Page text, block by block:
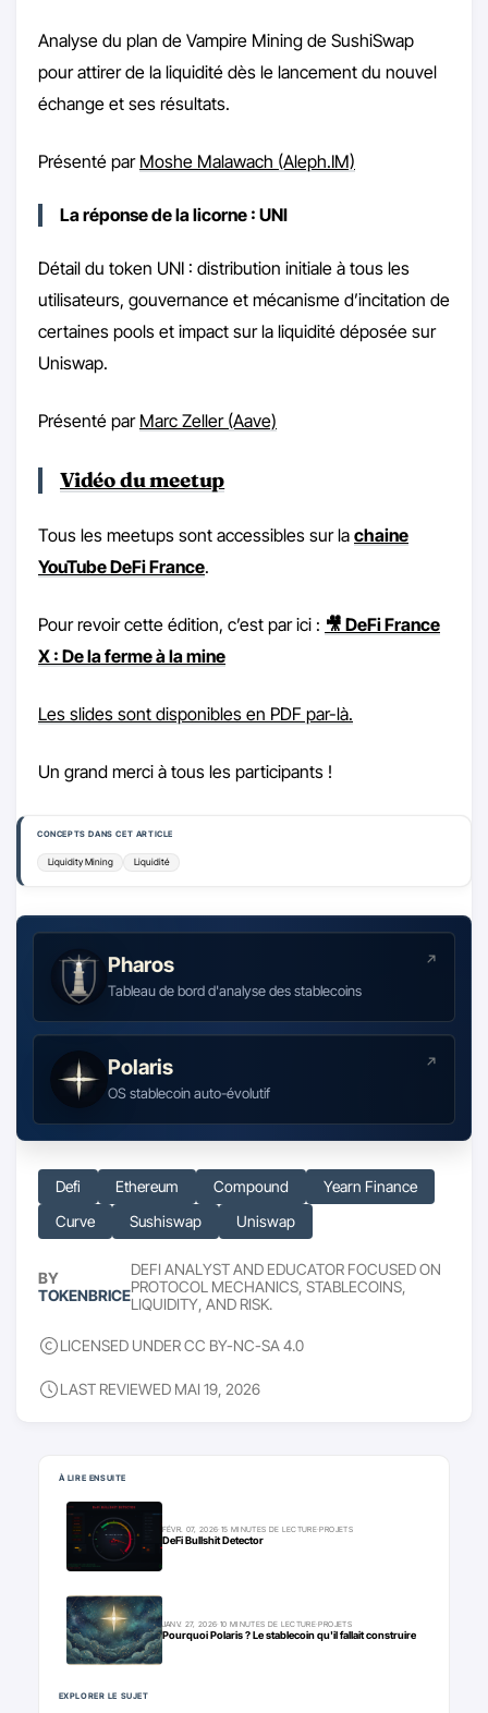
Analyse du plan de Vampire Mining de SushiSwap
pour attirer de la liquidité dès le lancement du nouvel
échange et ses résultats.
Présenté par Moshe Malawach (Aleph.IM)
La réponse de la licorne : UNI
Détail du token UNI : distribution initiale à tous les
utilisateurs, gouvernance et mécanisme d’incitation de
certaines pools et impact sur la liquidité déposée sur
Uniswap.
Présenté par Marc Zeller (Aave)
Vidéo du meetup
Tous les meetups sont accessibles sur la chaine
YouTube DeFi France.
Pour revoir cette édition, c’est par ici : 🎥 DeFi France
X : De la ferme à la mine
Les slides sont disponibles en PDF par-là.
Un grand merci à tous les participants !
CONCEPTS DANS CET ARTICLE
Liquidity Mining Liquidité
Pharos
Tableau de bord d'analyse des stablecoins
Polaris
OS stablecoin auto-évolutif
Defi Ethereum Compound
Yearn Finance
Curve
Sushiswap Uniswap
BY
TOKENBRICE
DEFI ANALYST AND EDUCATOR FOCUSED ON
PROTOCOL MECHANICS, STABLECOINS,
LIQUIDITY, AND RISK.
LICENSED UNDER CC BY-NC-SA 4.0
LAST REVIEWED MAI 19, 2026
Pour aller plus loin
À LIRE ENSUITE
FÉVR. 07, 2026· 15 MINUTES DE LECTURE·PROJETS
DeFi Bullshit Detector
JANV. 27, 2026· 10 MINUTES DE LECTURE·PROJETS
Pourquoi Polaris ? Le stablecoin qu'il fallait construire
EXPLORER LE SUJET